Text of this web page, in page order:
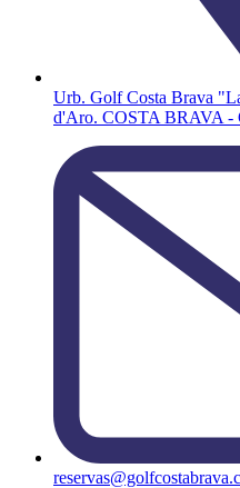
Urb. Golf Costa Brava
d'Aro. COSTA BRAVA -